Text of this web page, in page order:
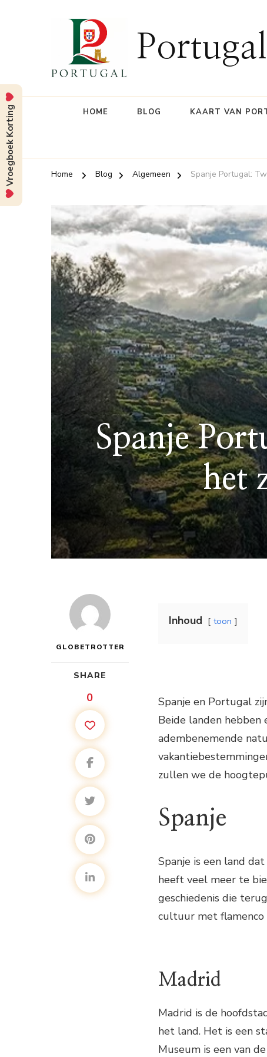
HOME BLOG KAART VAN
Home Blog Algemeen Spanje Portugal:
Spanje
het
GLOBETROTTER
SHARE
0
Inhoud toon
Spanje en Portugal
Beide landen hebben
adembenemende
zullen we de
Spanje
Spanje is een land
heeft veel meer te
geschiedenis die
cultuur met flamenco
Madrid
Madrid is de
het land. Het is een
Museum is een van
Vroegboek Korting